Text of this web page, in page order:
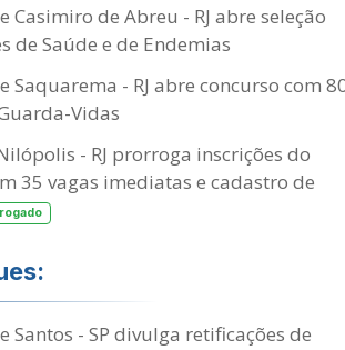
Casimiro de Abreu - RJ abre seleção
de Saúde e de Endemias
Saquarema - RJ abre concurso com
Vidas
- RJ prorroga inscrições do
35 vagas imediatas e cadastro de
Santos - SP divulga retificações de